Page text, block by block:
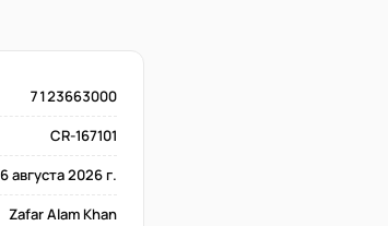
7123663000
CR-167101
6 августа 2026 г.
Zafar Alam Khan